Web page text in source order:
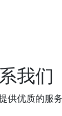
我们
供优质的服务